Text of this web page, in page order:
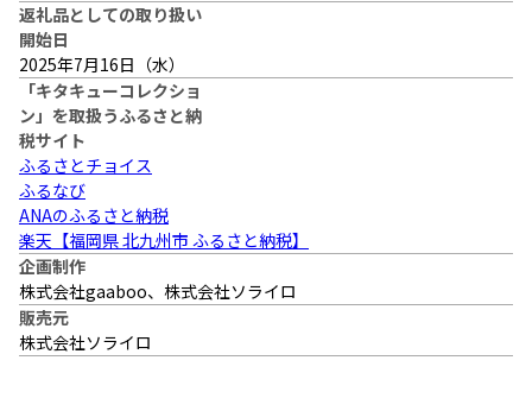
返礼品としての取り扱い
開始日
2025年7月16日（水）
「キタキューコレクショ
ン」を取扱うふるさと納
税サイト
ふるさとチョイス
ふるなび
ANAのふるさと納税
楽天【福岡県 北九州市 ふるさと納税】
企画制作
株式会社gaaboo、株式会社ソライロ
販売元
株式会社ソライロ